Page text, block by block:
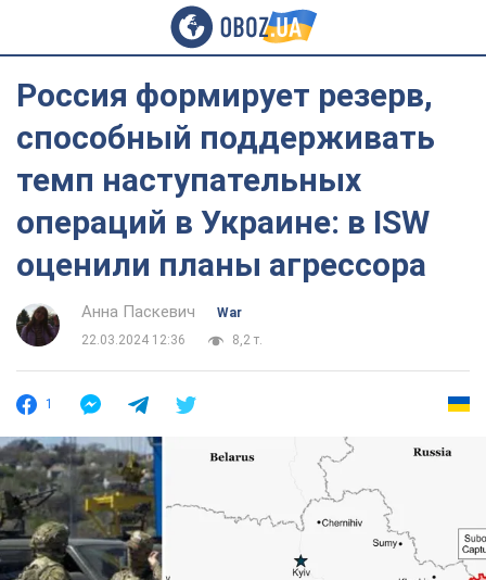
Россия формирует резерв,
способный поддерживать
темп наступательных
операций в Украине: в ISW
оценили планы агрессора
Анна Паскевич
War
22.03.2024 12:36
8,2 т.
1